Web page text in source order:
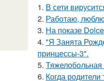
1. В сети
2. Работаю,
3. На показе
4. "Я Занята
принцессы-3".
5. Тяжелобольная
6. Когда